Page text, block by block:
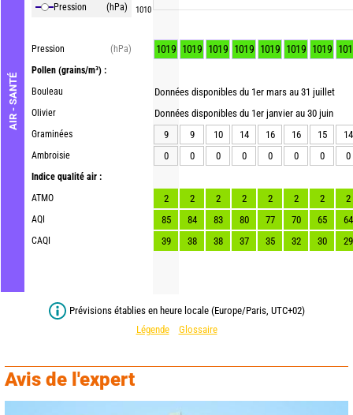
AIR - SANTÉ
Pression (hPa)
Pression
(hPa)
Pollen (grains/m³) :
Bouleau
Olivier
Graminées
Ambroisie
Indice qualité air :
ATMO
AQI
CAQI
1010
1019 1019 1019 1019 1019 1019 1019
Données disponibles du 1er mars au 31 juillet
Données disponibles du 1er janvier au 30 juin
9
9 10 14 16 16 15
14
0
0 0 0 0 0 0 0
2 2 2 2 2 2 2
2
85
84 83 80 77 70 65
64
39
38 38 37 35 32 30 29
Prévisions établies en heure locale (Europe/Paris, UTC+02)
Légende
Glossaire
Avis de l'expert